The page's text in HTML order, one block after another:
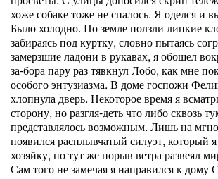
хоже собаке тоже не спалось. Я оделся и
Было холодно. По земле ползли липкие
забираясь под куртку, словно пытаясь
замерзшие ладони в рукавах, я обошел
за-бора пару раз тявкнул Лобо, как мне
особого энтузиазма. В доме госпожи
хлопнула дверь. Некоторое время я
сторону, но разгля-деть что либо сквозь
представлялось возможным. Лишь на
появился расплывчатый силуэт, который
хозяйку, но тут же порыв ветра развеял
Сам того не замечая я направился к дому